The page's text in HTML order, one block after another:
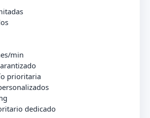
min
prioritaria
dedicado